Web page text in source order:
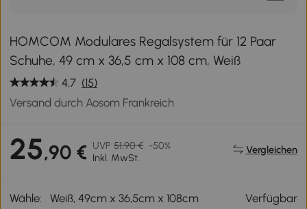
HOMCOM Modulares Regalsystem für 12 Paar
Schuhe, 49 cm x 36,5 cm x 108 cm, Weiß
4,7 (15)
Versand durch Aosom Frankreich
25,90 € UVP 51,90 € -50%
Inkl. MwSt.
Vergleichen
Wähle: Weiß, 49cm x 36,5cm x 108cm Verfügbar